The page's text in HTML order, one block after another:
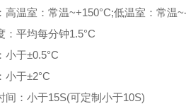
高温室：常温~+150°C;低温室：常温
：平均每分钟1.5°C
小于±0.5°C
小于±2°C
间：小于15S(可定制小于10S)